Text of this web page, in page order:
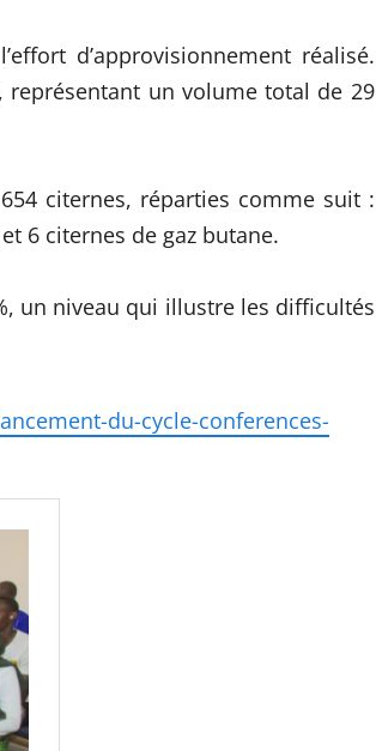
d’approvisionnement réalisé.
représentant un volume total de 29
citernes, réparties comme suit :
6 citernes de gaz butane.
un niveau qui illustre les difficultés
du-cycle-conferences-